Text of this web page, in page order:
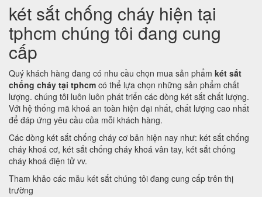
két sắt chống cháy hiện tại
tphcm chúng tôi đang cung
cấp
Quý khách hàng đang có nhu cầu chọn mua sản phẩm két sắt
chống cháy tại tphcm có thể lựa chọn những sản phẩm chất
lượng. chúng tôi luôn luôn phát triển các dòng két sắt chất lượng.
Với hệ thống mã khoá an toàn hiện đại nhất, chất lượng cao nhất
để đáp ứng yêu cầu của mỗi khách hàng.
Các dòng két sắt chống cháy cơ bản hiện nay như: két sắt chống
cháy khoá cơ, két sắt chống cháy khoá vân tay, két sắt chống
cháy khoá điện tử vv.
Tham khảo các mẫu két sắt chúng tôi đang cung cấp trên thị
trường